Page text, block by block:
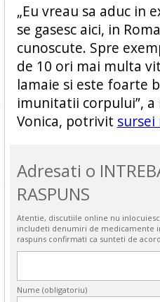
„Eu vreau sa aduc in
se gasesc aici, in
cunoscute. Spre
de 10 ori mai multa
lamaie si este foarte
imunitatii corpului”, a
Vonica, potrivit
Adresati o
RASPUNS
Atentie, discutiile online nu
includeti denumiri de medicamente
raspuns confirmati ca sunteti de
Nume (obligatoriu)